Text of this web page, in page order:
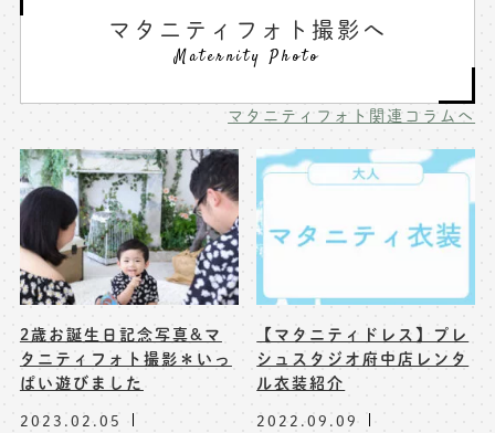
フォトウェディング
無料会員登録
料金シミュレーション
お問い合わせ窓口
店舗情報についてはお手数ですが
各店舗までお問い合わせください
toiawase@precieux-studio.com
※上記アドレスは総合窓口となります
[営業時間] 9:00～17:00
[定休日] 土日祝日
マタニティフォト撮影へ
Maternity Photo
マタニティフォト関連コラムへ
2歳お誕生日記念写真&マ
タニティフォト撮影＊いっ
ぱい遊びました
2023.02.05
【マタニティドレス】プレ
シュスタジオ府中店レンタ
ル衣装紹介
2022.09.09